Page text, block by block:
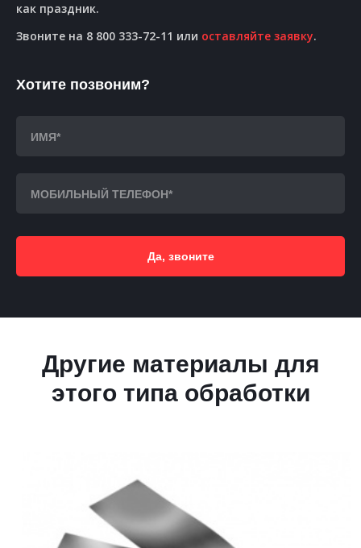
как праздник.
Звоните на 8 800 333-72-11 или оставляйте заявку.
Хотите позвоним?
Да, звоните
Другие материалы для
этого типа обработки